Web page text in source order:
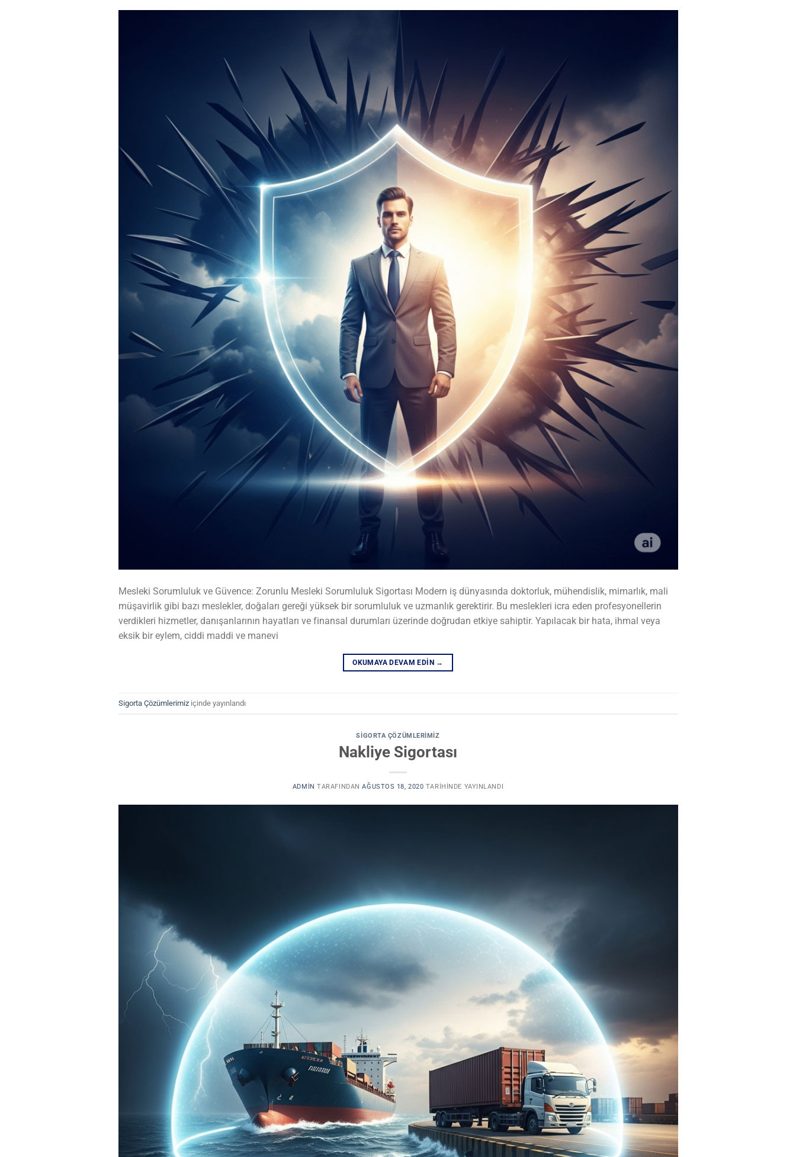
Mesleki Sorumluluk ve Güvence: Zorunlu Mesleki Sorumluluk Sigortası Modern iş dünyasında doktorluk, mühendislik, mimarlık, mali
müşavirlik gibi bazı meslekler, doğaları gereği yüksek bir sorumluluk ve uzmanlık gerektirir. Bu meslekleri icra eden profesyonellerin
verdikleri hizmetler, danışanlarının hayatları ve finansal durumları üzerinde doğrudan etkiye sahiptir. Yapılacak bir hata, ihmal veya
eksik bir eylem, ciddi maddi ve manevi
OKUMAYA DEVAM EDIN →
Sigorta Çözümlerimiziçinde yayınlandı
SIGORTA ÇÖZÜMLERIMIZ
Nakliye Sigortası
ADMIN TARAFINDAN AĞUSTOS 18, 2020 TARIHINDE YAYINLANDI